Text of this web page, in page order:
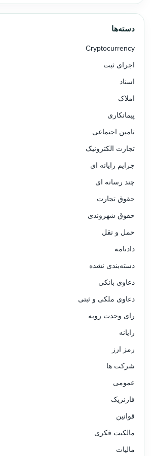
دسته‌ها
Cryptocurrency
اجرای ثبت
اسناد
املاک
پیمانکاری
تامین اجتماعی
تجارت الکترونیک
جرایم رایانه ای
چند رسانه ای
حقوق تجارت
حقوق شهروندی
حمل و نقل
دادنامه
دسته‌بندی نشده
دعاوی بانکی
دعاوی ملکی و ثبتی
رای وحدت رویه
رایانه
رمز ارز
شرکت ها
عمومی
فارنزیک
قوانین
مالکیت فکری
مالیات